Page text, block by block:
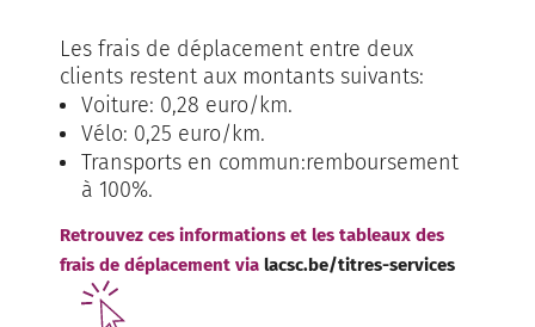
Les frais de déplacement entre deux
clients restent aux montants suivants:
Voiture: 0,28 euro/km.
Vélo: 0,25 euro/km.
Transports en commun:remboursement
à 100%.
Retrouvez ces informations et les tableaux des
frais de déplacement via lacsc.be/titres-services